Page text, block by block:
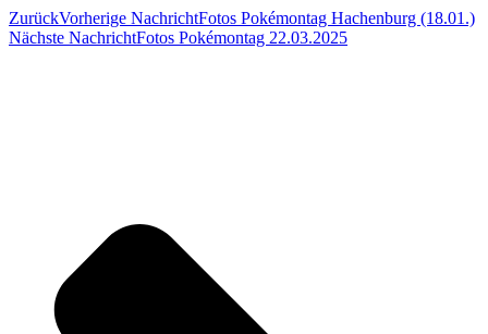
ZurückVorherige NachrichtFotos Pokémontag Hachenburg (18.01.)
Nächste NachrichtFotos Pokémontag 22.03.2025